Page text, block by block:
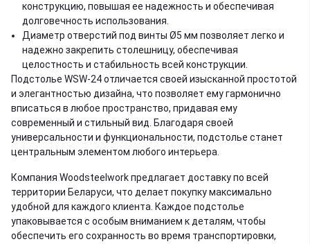
конструкцию, повышая ее надежность и обеспечивая
долговечность использования.
Диаметр отверстий под винты Ø5 мм позволяет легко и
надежно закрепить столешницу, обеспечивая
целостность и стабильность всей конструкции.
Подстолье WSW-24 отличается своей изысканной простотой
и элегантностью дизайна, что позволяет ему гармонично
вписаться в любое пространство, придавая ему
современный и стильный вид. Благодаря своей
универсальности и функциональности, подстолье станет
центральным элементом любого интерьера.
Компания Woodsteelwork предлагает доставку по всей
территории Беларуси, что делает покупку максимально
удобной для каждого клиента. Каждое подстолье
упаковывается с особым вниманием к деталям, чтобы
обеспечить его сохранность во время транспортировки,